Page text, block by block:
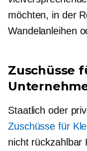
möchten, in der
Wandelanleihen
Zuschüsse
Staatlich oder
Zuschüsse für
nicht rückzahlbar